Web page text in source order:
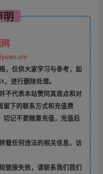
明
，仅供大家学习与参考，如
进行删除处理。
不代表本站赞同其观点和对
留下的联系方式和充值费
切记不要随意充值，充值后
载任何违法的相关信息，访
链接失效，请联系我们我们